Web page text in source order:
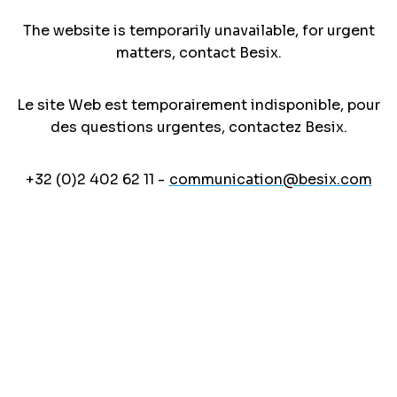
The website is temporarily unavailable, for urgent
matters, contact Besix.
Le site Web est temporairement indisponible, pour
des questions urgentes, contactez Besix.
+32 (0)2 402 62 11 - communication@besix.com